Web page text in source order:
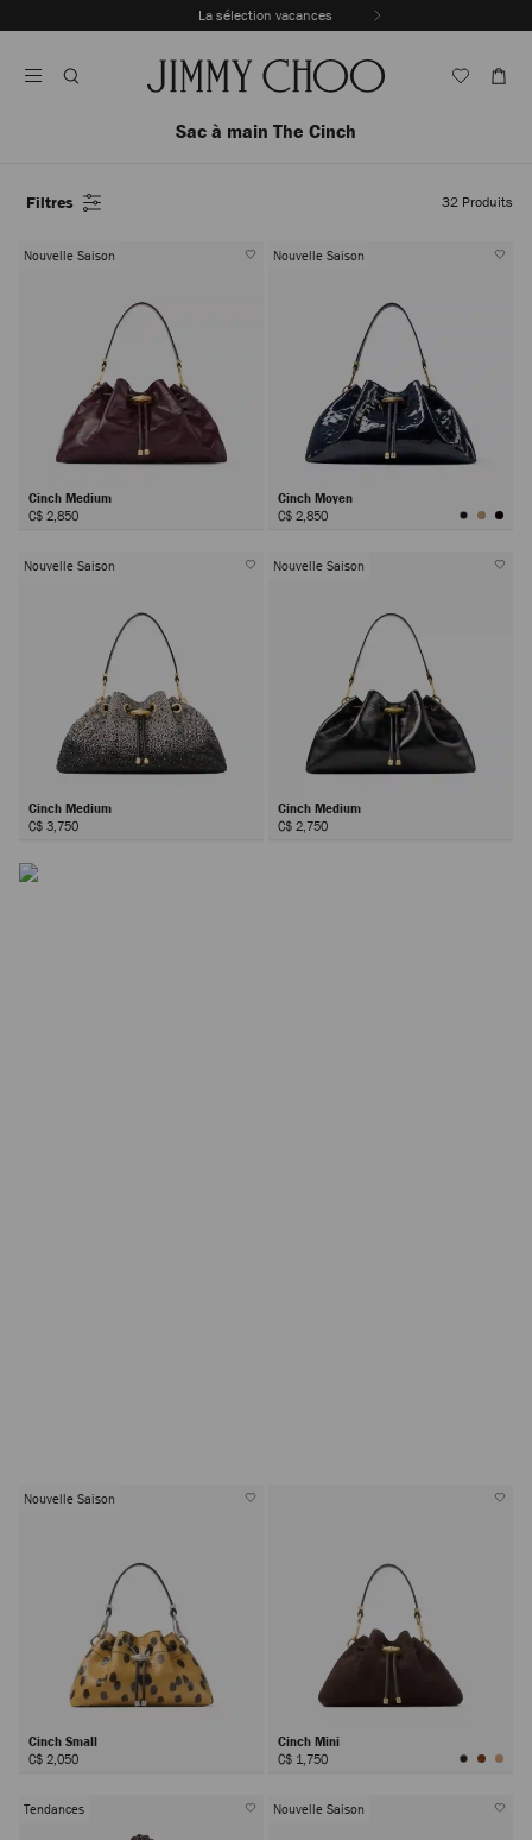
au
La sélection vacances
lecture
Sac à main The Cinch
Filtres 32 Produits
Nouvelle Saison
Cinch Medium
C$ 2,850
Nouvelle Saison
Cinch Moyen
C$ 2,850
Nouvelle Saison
Cinch Medium
C$ 3,750
Nouvelle Saison
Cinch Medium
C$ 2,750
Le sac Cinch
Icône de la maison disponible en plusieurs tailles, le sac
Cinch se distingue par ses détails facettés et sa silhouette
Nouvelle Saison
Cinch Small
C$ 2,050
Cinch Mini
C$ 1,750
Tendances Nouvelle Saison